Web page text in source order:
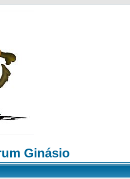
Ginásio